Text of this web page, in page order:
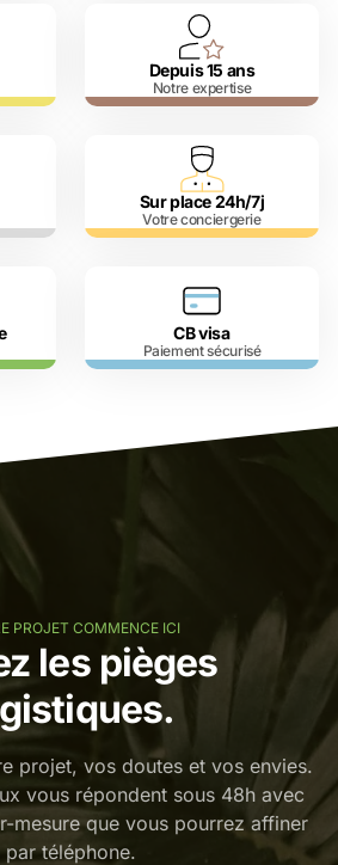
Depuis 15 ans
Notre expertise
Sur place 24h/7j
Votre conciergerie
CB visa
Paiement sécurisé
PROJET COMMENCE ICI
les pièges
projet, vos doutes et vos envies.
vous répondent sous 48h avec
mesure que vous pourrez affiner
par téléphone.